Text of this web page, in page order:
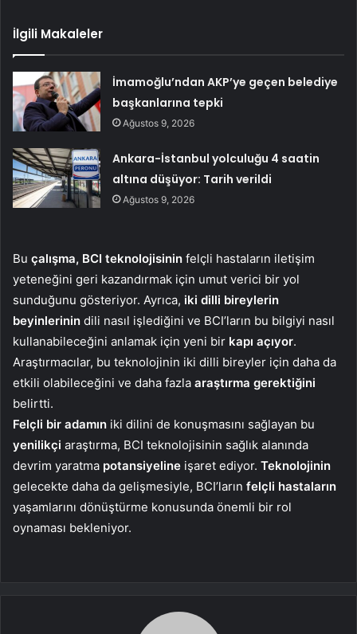
İlgili Makaleler
İmamoğlu’ndan AKP’ye geçen belediye
başkanlarına tepki
Ağustos 9, 2026
Ankara-İstanbul yolculuğu 4 saatin
altına düşüyor: Tarih verildi
Ağustos 9, 2026
Bu çalışma, BCI teknolojisinin felçli hastaların iletişim
yeteneğini geri kazandırmak için umut verici bir yol
sunduğunu gösteriyor. Ayrıca, iki dilli bireylerin
beyinlerinin dili nasıl işlediğini ve BCI’ların bu bilgiyi nasıl
kullanabileceğini anlamak için yeni bir kapı açıyor.
Araştırmacılar, bu teknolojinin iki dilli bireyler için daha da
etkili olabileceğini ve daha fazla araştırma gerektiğini
belirtti.
Felçli bir adamın iki dilini de konuşmasını sağlayan bu
yenilikçi araştırma, BCI teknolojisinin sağlık alanında
devrim yaratma potansiyeline işaret ediyor. Teknolojinin
gelecekte daha da gelişmesiyle, BCI’ların felçli hastaların
yaşamlarını dönüştürme konusunda önemli bir rol
oynaması bekleniyor.